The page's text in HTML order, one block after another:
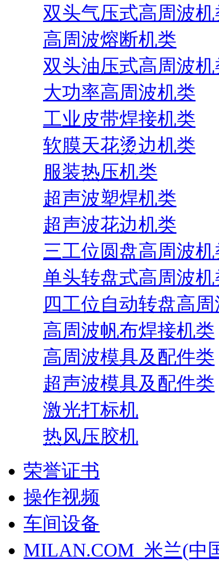
双头气压式高周波机
高周波熔断机类
双头油压式高周波机
大功率高周波机类
工业皮带焊接机类
软膜天花烫边机类
服装热压机类
超声波塑焊机类
超声波花边机类
三工位圆盘高周波机
单头转盘式高周波机
四工位自动转盘高
高周波帆布焊接机类
高周波模具及配件类
超声波模具及配件类
激光打标机
热风压胶机
荣誉证书
操作视频
车间设备
MILAN.COM_米兰(中